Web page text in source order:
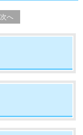
次へ